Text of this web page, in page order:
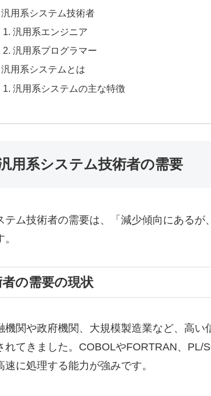
汎用系システム技術者
汎用系エンジニア
汎用系プログラマー
汎用系システムとは
汎用系システムの主な特徴
用系システム技術者の需要
ム技術者の需要は、「減少傾向にあるが
の需要の現状
機関や政府機関、大規模製造業など、高い
れてきました。COBOLやFORTRAN、PL/
に処理する能力が強みです。